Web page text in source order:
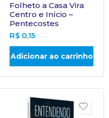
Folheto a Casa Vira
Centro e Início –
Pentecostes
R$ 0,15
Adicionar ao carrinho